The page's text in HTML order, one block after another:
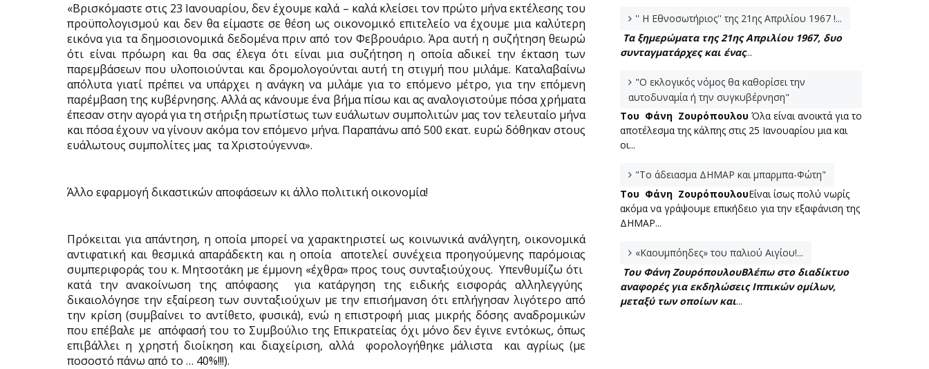
«Βρισκόμαστε στις 23 Ιανουαρίου, δεν έχουμε καλά – καλά κλείσει τον πρώτο μήνα εκτέλεσης του
προϋπολογισμού και δεν θα είμαστε σε θέση ως οικονομικό επιτελείο να έχουμε μια καλύτερη
εικόνα για τα δημοσιονομικά δεδομένα πριν από τον Φεβρουάριο. Άρα αυτή η συζήτηση θεωρώ
ότι είναι πρόωρη και θα σας έλεγα ότι είναι μια συζήτηση η οποία αδικεί την έκταση των
παρεμβάσεων που υλοποιούνται και δρομολογούνται αυτή τη στιγμή που μιλάμε. Καταλαβαίνω
απόλυτα γιατί πρέπει να υπάρχει η ανάγκη να μιλάμε για το επόμενο μέτρο, για την επόμενη
παρέμβαση της κυβέρνησης. Αλλά ας κάνουμε ένα βήμα πίσω και ας αναλογιστούμε πόσα χρήματα
έπεσαν στην αγορά για τη στήριξη πρωτίστως των ευάλωτων συμπολιτών μας τον τελευταίο μήνα
και πόσα έχουν να γίνουν ακόμα τον επόμενο μήνα. Παραπάνω από 500 εκατ. ευρώ δόθηκαν στους
ευάλωτους συμπολίτες μας τα Χριστούγεννα».
Άλλο εφαρμογή δικαστικών αποφάσεων κι άλλο πολιτική οικονομία!
Πρόκειται για απάντηση, η οποία μπορεί να χαρακτηριστεί ως κοινωνικά ανάλγητη, οικονομικά
αντιφατική και θεσμικά απαράδεκτη και η οποία
αποτελεί συνέχεια προηγούμενης παρόμοιας
συμπεριφοράς του κ. Μητσοτάκη με έμμονη «έχθρα» προς τους συνταξιούχους. Υπενθυμίζω ότι
κατά την ανακοίνωση της απόφασης
για κατάργηση της ειδικής εισφοράς αλληλεγγύης
δικαιολόγησε την εξαίρεση των συνταξιούχων με την επισήμανση ότι επλήγησαν λιγότερο από
την κρίση (συμβαίνει το αντίθετο, φυσικά), ενώ η επιστροφή μιας μικρής δόσης αναδρομικών
που επέβαλε με απόφασή του το Συμβούλιο της Επικρατείας όχι μόνο δεν έγινε εντόκως, όπως
επιβάλλει η χρηστή διοίκηση και διαχείριση, αλλά
φορολογήθηκε μάλιστα
και αγρίως (με
ποσοστό πάνω από το … 40%!!!).
'' Η Εθνοσωτήριος'' της 21ης Απριλίου 1967 !...
Τα ξημερώματα της 21ης Απριλίου 1967, δυο
συνταγματάρχες και ένας...
"Ο εκλογικός νόμος θα καθορίσει την
αυτοδυναμία ή την συγκυβέρνηση"
Του Φάνη Ζουρόπουλου Όλα είναι ανοικτά για το
αποτέλεσμα της κάλπης στις 25 Ιανουαρίου μια και
οι...
"Το άδειασμα ΔΗΜΑΡ και μπαρμπα-Φώτη"
Του Φάνη ΖουρόπουλουΕίναι ίσως πολύ νωρίς
ακόμα να γράψουμε επικήδειο για την εξαφάνιση της
ΔΗΜΑΡ...
«Καουμπόηδες» του παλιού Αιγίου!...
Του Φάνη ΖουρόπουλουΒλέπω στο διαδίκτυο
αναφορές για εκδηλώσεις Ιππικών ομίλων,
μεταξύ των οποίων και...